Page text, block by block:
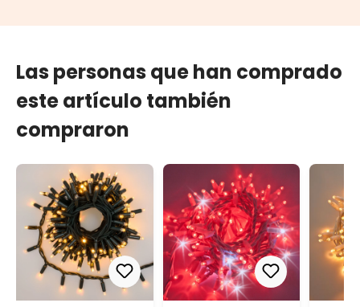
Las personas que han comprado
este artículo también
compraron